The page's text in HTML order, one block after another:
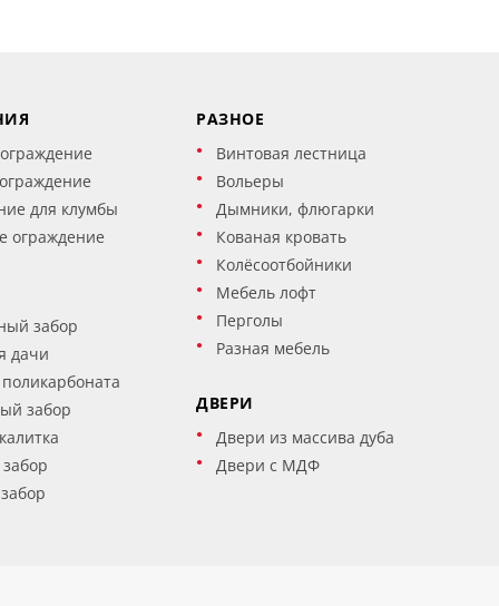
для клумбы
ограждение
забор
дачи
забор
РАЗНОЕ
Винтовая лестница
Вольеры
Дымники, флюгарки
Кованая кровать
Колёсоотбойники
Мебель лофт
Перголы
Разная мебель
ДВЕРИ
Двери из массива дуба
Двери с МДФ